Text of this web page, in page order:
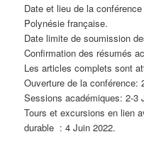
Date et lieu de la
Polynésie française.
Date limite de soumission
Confirmation des résumés
Les articles complets sont
Ouverture de la conférence:
Sessions académiques: 2-3
Tours et excursions en lien
durable : 4 Juin 2022.